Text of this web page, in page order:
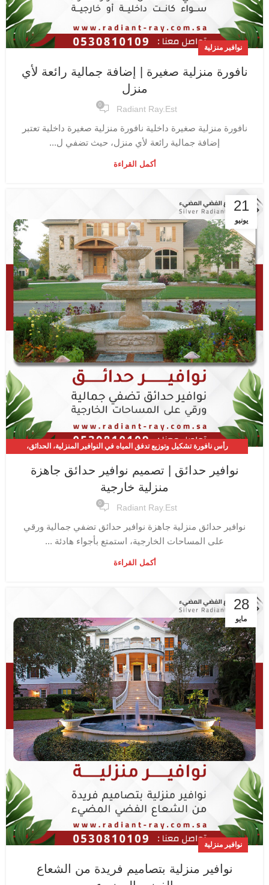
نوافير منزلية
نافورة منزلية صغيرة | إضافة جمالية رائعة لأي
منزل
Radiant Ray.est
0
نافورة منزلية صغيرة داخلية نافورة منزلية صغيرة داخلية تعتبر
إضافة جمالية رائعة لأي منزل، حيث تضفي ل...
أكمل القراءة
21
يونيو
رأس نافورة تشكيل وتوزيع تدفق المياه في النوافير المنزلية، الحدائق،
, نافورة شامية,نوافير منزلية
نوافير حدائق | تصميم نوافير حدائق جاهزة
منزلية خارجية
Radiant Ray.est
0
نوافير حدائق منزلية جاهزة نوافير حدائق تضفي جمالية ورقي
على المساحات الخارجية، استمتع بأجواء هادئة ...
أكمل القراءة
28
مايو
نوافير منزلية
نوافير منزلية بتصاميم فريدة من الشعاع